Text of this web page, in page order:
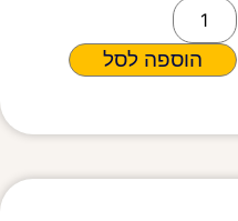
הוספה לסל